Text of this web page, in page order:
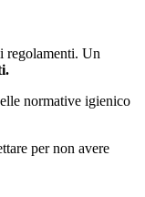
regolamenti. Un
normative igienico
per non avere